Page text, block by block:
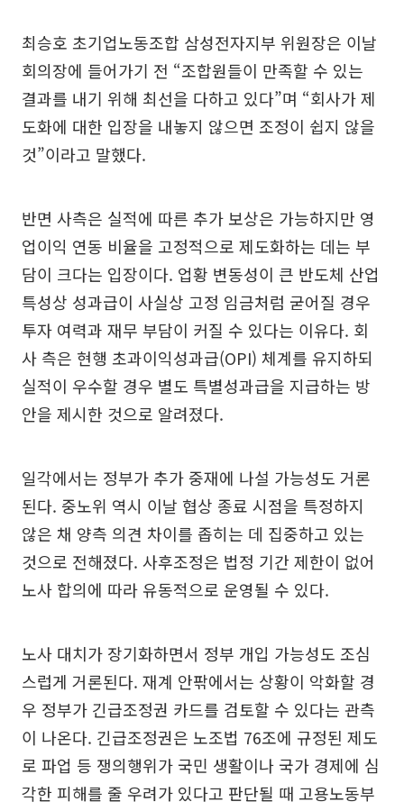
최승호 초기업노동조합 삼성전자지부 위원장은 이날
회의장에 들어가기 전 “조합원들이 만족할 수 있는
결과를 내기 위해 최선을 다하고 있다”며 “회사가 제
도화에 대한 입장을 내놓지 않으면 조정이 쉽지 않을
것”이라고 말했다.
반면 사측은 실적에 따른 추가 보상은 가능하지만 영
업이익 연동 비율을 고정적으로 제도화하는 데는 부
담이 크다는 입장이다. 업황 변동성이 큰 반도체 산업
특성상 성과급이 사실상 고정 임금처럼 굳어질 경우
투자 여력과 재무 부담이 커질 수 있다는 이유다. 회
사 측은 현행 초과이익성과급(OPI) 체계를 유지하되
실적이 우수할 경우 별도 특별성과급을 지급하는 방
안을 제시한 것으로 알려졌다.
일각에서는 정부가 추가 중재에 나설 가능성도 거론
된다. 중노위 역시 이날 협상 종료 시점을 특정하지
않은 채 양측 의견 차이를 좁히는 데 집중하고 있는
것으로 전해졌다. 사후조정은 법정 기간 제한이 없어
노사 합의에 따라 유동적으로 운영될 수 있다.
노사 대치가 장기화하면서 정부 개입 가능성도 조심
스럽게 거론된다. 재계 안팎에서는 상황이 악화할 경
우 정부가 긴급조정권 카드를 검토할 수 있다는 관측
이 나온다. 긴급조정권은 노조법 76조에 규정된 제도
로 파업 등 쟁의행위가 국민 생활이나 국가 경제에 심
각한 피해를 줄 우려가 있다고 판단될 때 고용노동부